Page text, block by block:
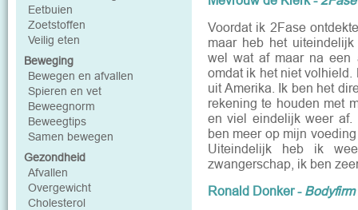
Eetbuien
Zoetstoffen
Veilig eten
Beweging
Bewegen en afvallen
Spieren en vet
Beweegnorm
Beweegtips
Samen bewegen
Gezondheid
Afvallen
Overgewicht
Cholesterol
Voordat ik 2Fase
maar heb het
wel wat af maar na een
omdat ik het niet
uit Amerika. Ik ben het
rekening te houden met
en viel eindelijk weer af.
ben meer op mijn
Uiteindelijk heb ik
zwangerschap, ik ben
Ronald Donker - Bodyfirm